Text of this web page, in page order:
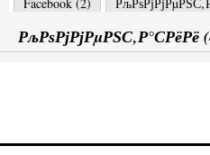
РљРѕРјРјРµРЅС‚Р°СРёРё (